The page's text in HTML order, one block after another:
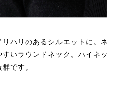
ハリのあるシルエットに。ネ
いラウンドネック。ハイネッ
です。